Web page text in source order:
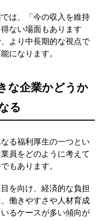
は、「今の収入を維持
ない場面もあります
より中長期的な視点で
になります。
な企業かどうか
る
る福利厚生の一つとい
員をどのように考えて
もあります。
を向け、経済的な負担
働きやすさや人材育成
るケースが多い傾向が